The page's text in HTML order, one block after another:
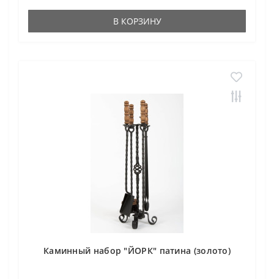
В КОРЗИНУ
Каминный набор "ЙОРК" патина (золото)